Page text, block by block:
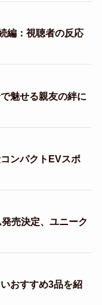
編：視聴者の反応
魅せる親友の絆に
ンパクトEVスポ
売決定、ユニーク
おすすめ3品を紹